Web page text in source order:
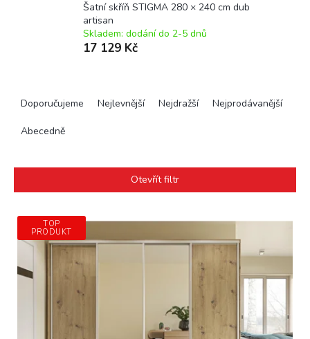
Šatní skříň STIGMA 280 × 240 cm dub
artisan
Skladem: dodání do 2-5 dnů
17 129 Kč
r
u
t
Doporučujeme Nejlevnější Nejdražší Nejprodávanější
Abecedně
Otevřít filtr
V
p
s
TOP
PRODUKT